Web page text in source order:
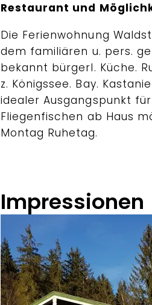
Restaurant und
Die Ferienwohnung
dem familiären u. pers.
bekannt bürgerl. Küche.
z. Königssee. Bay.
idealer Ausgangspunkt
Fliegenfischen ab Haus
Montag Ruhetag.
Impressionen